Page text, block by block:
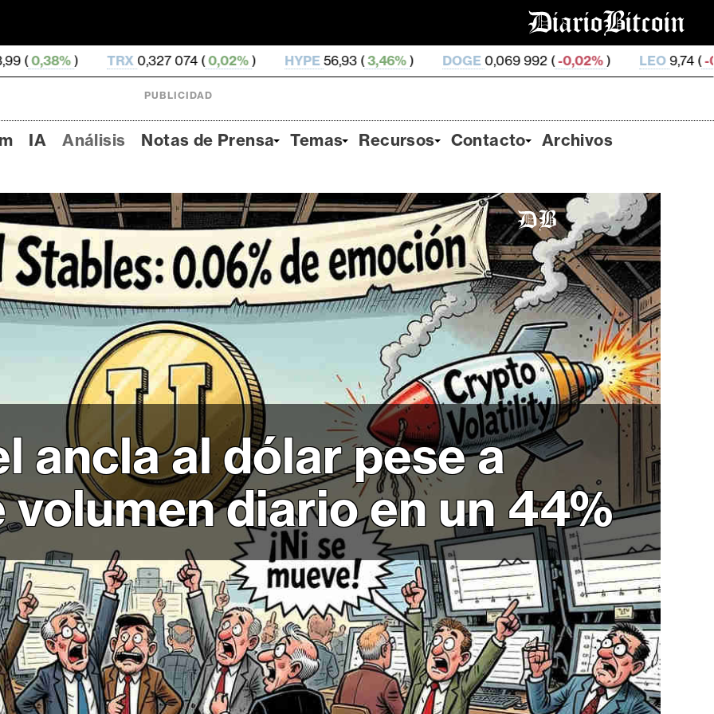
TRX0,327 074 ( 0,02%) HYPE56,93 ( 3,46%) DOGE0,069 992 (-0,02%) LEO9,74 (-0,21%) ZEC
PUBLICIDAD
IA Análisis Notas de Prensa Temas Recursos Contacto Archivos
ancla al dólar pese a
diario en un 44%